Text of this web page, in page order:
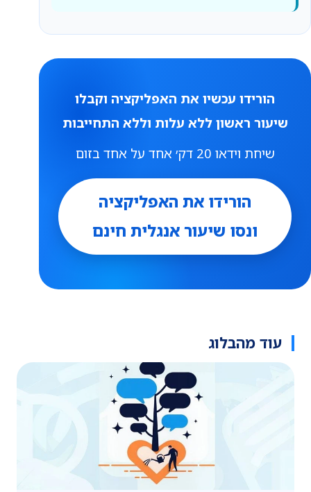
הורידו עכשיו את האפליקציה וקבלו
שיעור ראשון ללא עלות וללא התחייבות
שיחת וידאו 20 דק׳ אחד על אחד בזום
הורידו את האפליקציה
ונסו שיעור אנגלית חינם
עוד מהבלוג